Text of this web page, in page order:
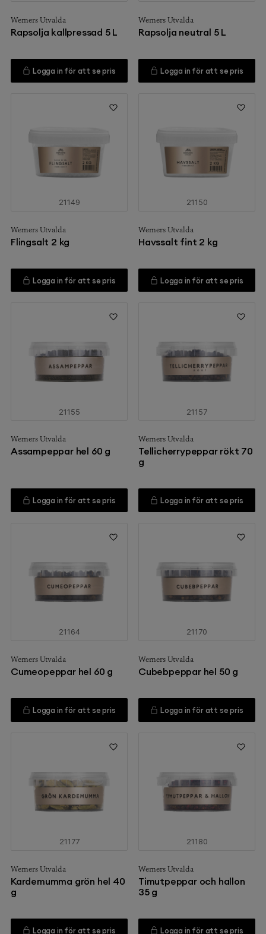
Werners Utvalda
Rapsolja kallpressad 5 L
Logga in för att se pris
Werners Utvalda
Rapsolja neutral 5 L
Logga in för att se pris
21149
Werners Utvalda
Flingsalt 2 kg
Logga in för att se pris
21150
Werners Utvalda
Havssalt fint 2 kg
Logga in för att se pris
21155
Werners Utvalda
Assampeppar hel 60 g
Logga in för att se pris
21157
Werners Utvalda
Tellicherrypeppar rökt 70
g
Logga in för att se pris
21164
Werners Utvalda
Cumeopeppar hel 60 g
Logga in för att se pris
21170
Werners Utvalda
Cubebpeppar hel 50 g
Logga in för att se pris
21177
Werners Utvalda
Kardemumma grön hel 40
g
Logga in för att se pris
21180
Werners Utvalda
Timutpeppar och hallon
35 g
Logga in för att se pris